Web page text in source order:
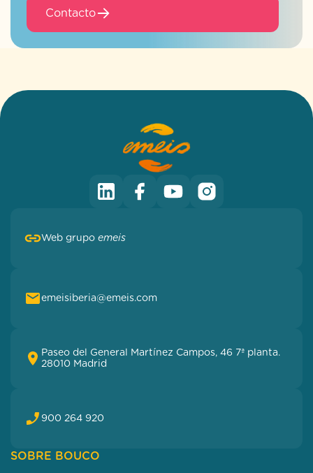
Contacto
Web grupo emeis
emeisiberia@emeis.com
Paseo del General Martínez Campos, 46 7ª planta.
28010 Madrid
900 264 920
SOBRE BOUCO